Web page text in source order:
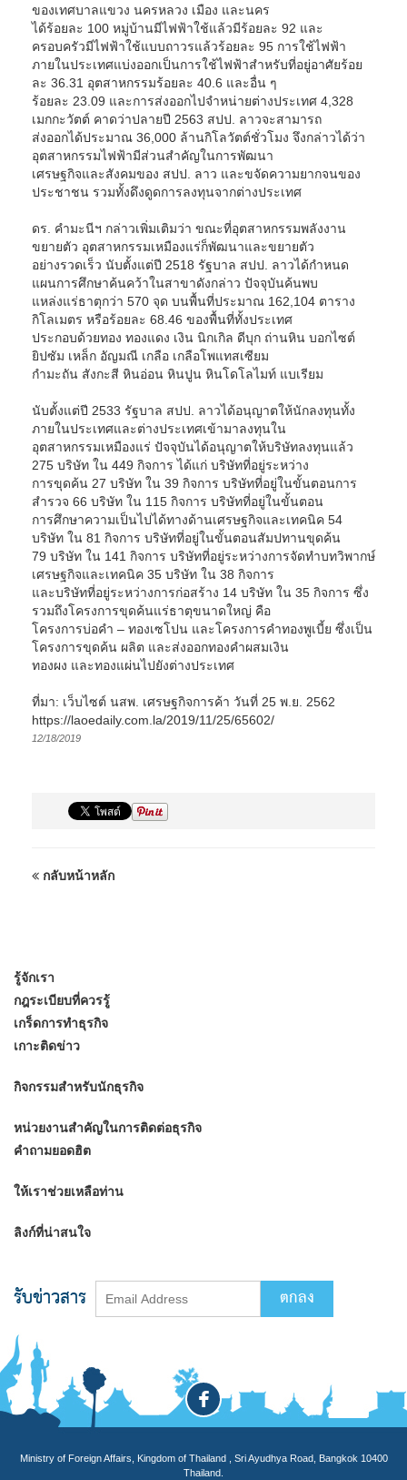
ของเทศบาลแขวง นครหลวง เมือง และนคร
ได้ร้อยละ 100 หมู่บ้านมีไฟฟ้าใช้แล้วมีร้อยละ 92 และ
ครอบครัวมีไฟฟ้าใช้แบบถาวรแล้วร้อยละ 95 การใช้ไฟฟ้า
ภายในประเทศแบ่งออกเป็นการใช้ไฟฟ้าสำหรับที่อยู่อาศัยร้อย
ละ 36.31 อุตสาหกรรมร้อยละ 40.6 และอื่น ๆ
ร้อยละ 23.09 และการส่งออกไปจำหน่ายต่างประเทศ 4,328
เมกกะวัตต์ คาดว่าปลายปี 2563 สปป. ลาวจะสามารถ
ส่งออกได้ประมาณ 36,000 ล้านกิโลวัตต์ชั่วโมง จึงกล่าวได้ว่า
อุตสาหกรรมไฟฟ้ามีส่วนสำคัญในการพัฒนา
เศรษฐกิจและสังคมของ สปป. ลาว และขจัดความยากจนของ
ประชาชน รวมทั้งดึงดูดการลงทุนจากต่างประเทศ
ดร. คำมะนีฯ กล่าวเพิ่มเติมว่า ขณะที่อุตสาหกรรมพลังงาน
ขยายตัว อุตสาหกรรมเหมืองแร่ก็พัฒนาและขยายตัว
อย่างรวดเร็ว นับตั้งแต่ปี 2518 รัฐบาล สปป. ลาวได้กำหนด
แผนการศึกษาค้นคว้าในสาขาดังกล่าว ปัจจุบันค้นพบ
แหล่งแร่ธาตุกว่า 570 จุด บนพื้นที่ประมาณ 162,104 ตาราง
กิโลเมตร หรือร้อยละ 68.46 ของพื้นที่ทั้งประเทศ
ประกอบด้วยทอง ทองแดง เงิน นิกเกิล ดีบุก ถ่านหิน บอกไซต์
ยิปซัม เหล็ก อัญมณี เกลือ เกลือโพแทสเซียม
กำมะถัน สังกะสี หินอ่อน หินปูน หินโดโลไมท์ แบเรียม
นับตั้งแต่ปี 2533 รัฐบาล สปป. ลาวได้อนุญาตให้นักลงทุนทั้ง
ภายในประเทศและต่างประเทศเข้ามาลงทุนใน
อุตสาหกรรมเหมืองแร่ ปัจจุบันได้อนุญาตให้บริษัทลงทุนแล้ว
275 บริษัท ใน 449 กิจการ ได้แก่ บริษัทที่อยู่ระหว่าง
การขุดค้น 27 บริษัท ใน 39 กิจการ บริษัทที่อยู่ในขั้นตอนการ
สำรวจ 66 บริษัท ใน 115 กิจการ บริษัทที่อยู่ในขั้นตอน
การศึกษาความเป็นไปได้ทางด้านเศรษฐกิจและเทคนิค 54
บริษัท ใน 81 กิจการ บริษัทที่อยู่ในขั้นตอนสัมปทานขุดค้น
79 บริษัท ใน 141 กิจการ บริษัทที่อยู่ระหว่างการจัดทำบทวิพากษ์
เศรษฐกิจและเทคนิค 35 บริษัท ใน 38 กิจการ
และบริษัทที่อยู่ระหว่างการก่อสร้าง 14 บริษัท ใน 35 กิจการ ซึ่ง
รวมถึงโครงการขุดค้นแร่ธาตุขนาดใหญ่ คือ
โครงการบ่อคำ – ทองเซโปน และโครงการคำทองพูเบี้ย ซึ่งเป็น
โครงการขุดค้น ผลิต และส่งออกทองคำผสมเงิน
ทองผง และทองแผ่นไปยังต่างประเทศ
ที่มา: เว็บไซต์ นสพ. เศรษฐกิจการค้า วันที่ 25 พ.ย. 2562
https://laoedaily.com.la/2019/11/25/65602/
12/18/2019
กลับหน้าหลัก
รู้จักเรา
กฎระเบียบที่ควรรู้
เกร็ดการทำธุรกิจ
เกาะติดข่าว
กิจกรรมสำหรับนักธุรกิจ
หน่วยงานสำคัญในการติดต่อธุรกิจ
คำถามยอดฮิต
ให้เราช่วยเหลือท่าน
ลิงก์ที่น่าสนใจ
รับข่าวสาร
Ministry of Foreign Affairs, Kingdom of Thailand , Sri Ayudhya Road, Bangkok 10400
Thailand.